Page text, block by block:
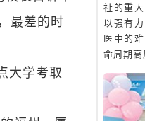
最差的时
大学考取
祉的重
以强有
医中的
命周期高